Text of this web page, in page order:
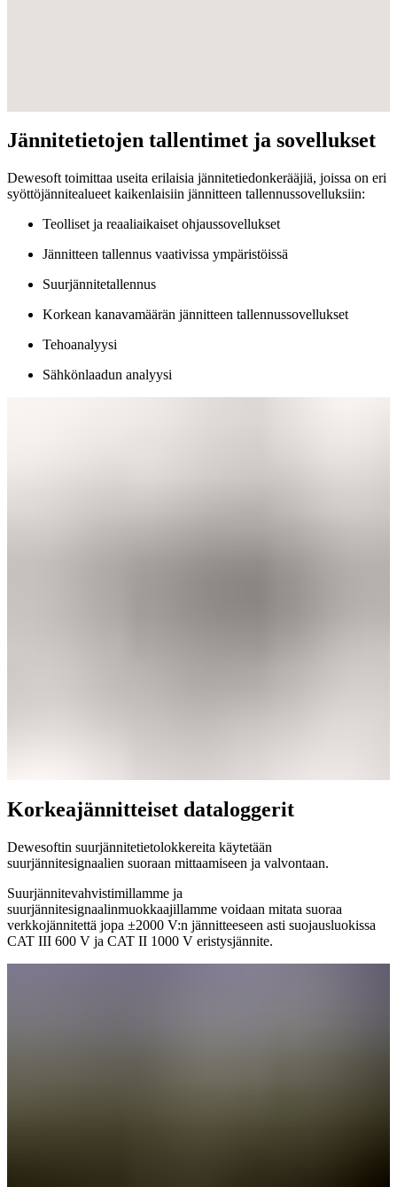
Jännitetietojen tallentimet ja sovellukset
Dewesoft toimittaa useita erilaisia jännitetiedonkerääjiä, joissa on eri
syöttöjännitealueet kaikenlaisiin jännitteen tallennussovelluksiin:
Teolliset ja reaaliaikaiset ohjaussovellukset
Jännitteen tallennus vaativissa ympäristöissä
Suurjännitetallennus
Korkean kanavamäärän jännitteen tallennussovellukset
Tehoanalyysi
Sähkönlaadun analyysi
Korkeajännitteiset dataloggerit
Dewesoftin suurjännitetietolokkereita käytetään
suurjännitesignaalien suoraan mittaamiseen ja valvontaan.
Suurjännitevahvistimillamme ja
suurjännitesignaalinmuokkaajillamme voidaan mitata suoraa
verkkojännitettä jopa ±2000 V:n jännitteeseen asti suojausluokissa
CAT III 600 V ja CAT II 1000 V eristysjännite.